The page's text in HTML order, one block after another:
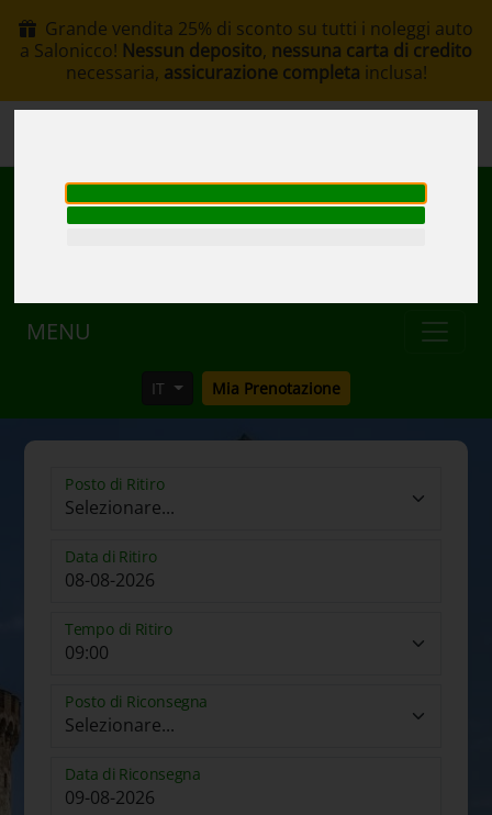
Grande vendita 25% di sconto su tutti i noleggi auto
a Salonicco! Nessun deposito, nessuna carta di credito
necessaria, assicurazione completa inclusa!
MENU
IT Mia Prenotazione
Posto di Ritiro
Data di Ritiro
Tempo di Ritiro
Posto di Riconsegna
Data di Riconsegna